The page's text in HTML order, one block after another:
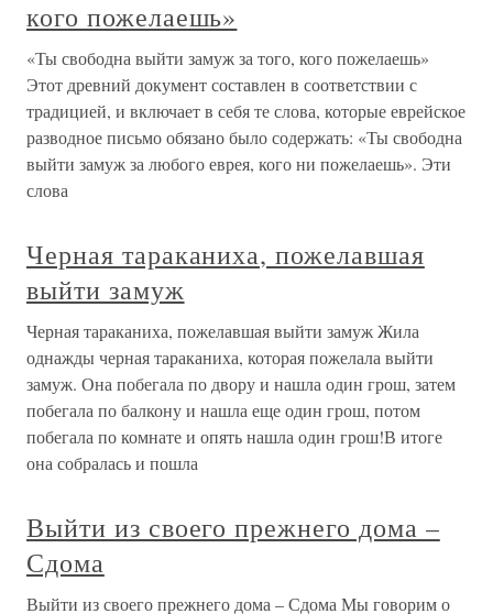
кого пожелаешь»
«Ты свободна выйти замуж за того, кого пожелаешь»
Этот древний документ составлен в соответствии с
традицией, и включает в себя те слова, которые еврейское
разводное письмо обязано было содержать: «Ты свободна
выйти замуж за любого еврея, кого ни пожелаешь». Эти
слова
Черная тараканиха, пожелавшая
выйти замуж
Черная тараканиха, пожелавшая выйти замуж Жила
однажды черная тараканиха, которая пожелала выйти
замуж. Она побегала по двору и нашла один грош, затем
побегала по балкону и нашла еще один грош, потом
побегала по комнате и опять нашла один грош!В итоге
она собралась и пошла
Выйти из своего прежнего дома –
Сдома
Выйти из своего прежнего дома – Сдома Мы говорим о